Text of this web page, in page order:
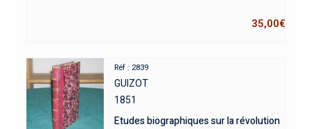
35,00€
Réf : 2839
GUIZOT
1851
Etudes biographiques sur la révolution